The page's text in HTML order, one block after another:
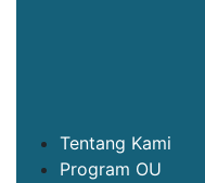
Tentang Kami
Program OU